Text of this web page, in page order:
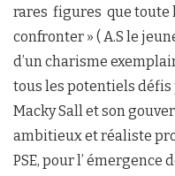
rares figures que toute
confronter » ( A.S le
d’un charisme
tous les potentiels
Macky Sall et son
ambitieux et réaliste
PSE, pour l’ émergence